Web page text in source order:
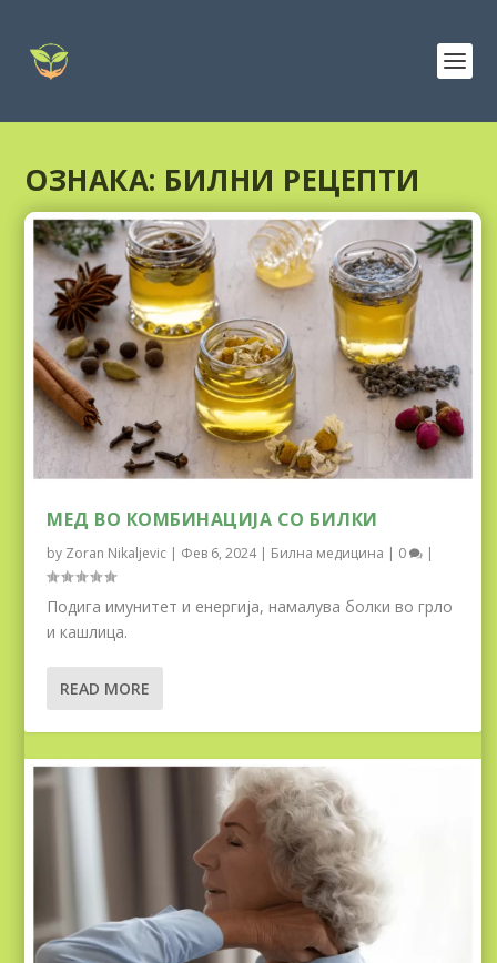
ОЗНАКА: БИЛНИ РЕЦЕПТИ
МЕД ВО КОМБИНАЦИЈА СО БИЛКИ
by Zoran Nikaljevic | Фев 6, 2024| Билна медицина | 0 |
Подига имунитет и енергија, намалува болки во грло
и кашлица.
READ MORE